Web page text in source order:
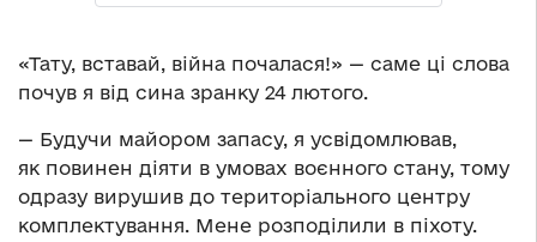
«Тату, вставай, війна почалася!» — саме ці слова
почув я від сина зранку 24 лютого.
— Будучи майором запасу, я усвідомлював,
як повинен діяти в умовах воєнного стану, тому
одразу вирушив до територіального центру
комплектування. Мене розподілили в піхоту.